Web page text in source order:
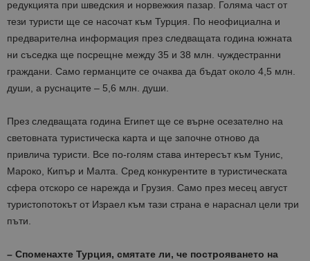
редукцията при шведския и норвежкия пазар. Голяма част от
тези туристи ще се насочат към Турция. По неофициална и
предварителна информация през следващата година южната
ни съседка ще посрещне между 35 и 38 млн. чуждестранни
граждани. Само германците се очаква да бъдат около 4,5 млн.
души, а руснаците – 5,6 млн. души.
През следващата година Египет ще се върне осезателно на
световната туристическа карта и ще започне отново да
привлича туристи. Все по-голям става интересът към Тунис,
Мароко, Кипър и Малта. Сред конкурентите в туристическата
сфера отскоро се нарежда и Грузия. Само през месец август
туристопотокът от Израел към тази страна е нараснал цели три
пъти.
– Споменахте Турция, смятате ли, че построяването на